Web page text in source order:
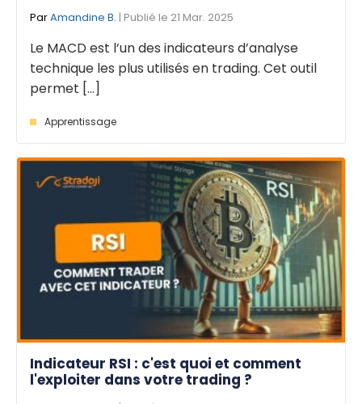
ParAmandine B. | Publié le 21 Mar. 2025
Le MACD est l’un des indicateurs d’analyse
technique les plus utilisés en trading. Cet outil
permet [...]
Apprentissage
Indicateur RSI : c'est quoi et comment
l'exploiter dans votre trading ?